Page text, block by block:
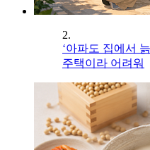
2.
‘아파도 집에서
주택이라 어려워